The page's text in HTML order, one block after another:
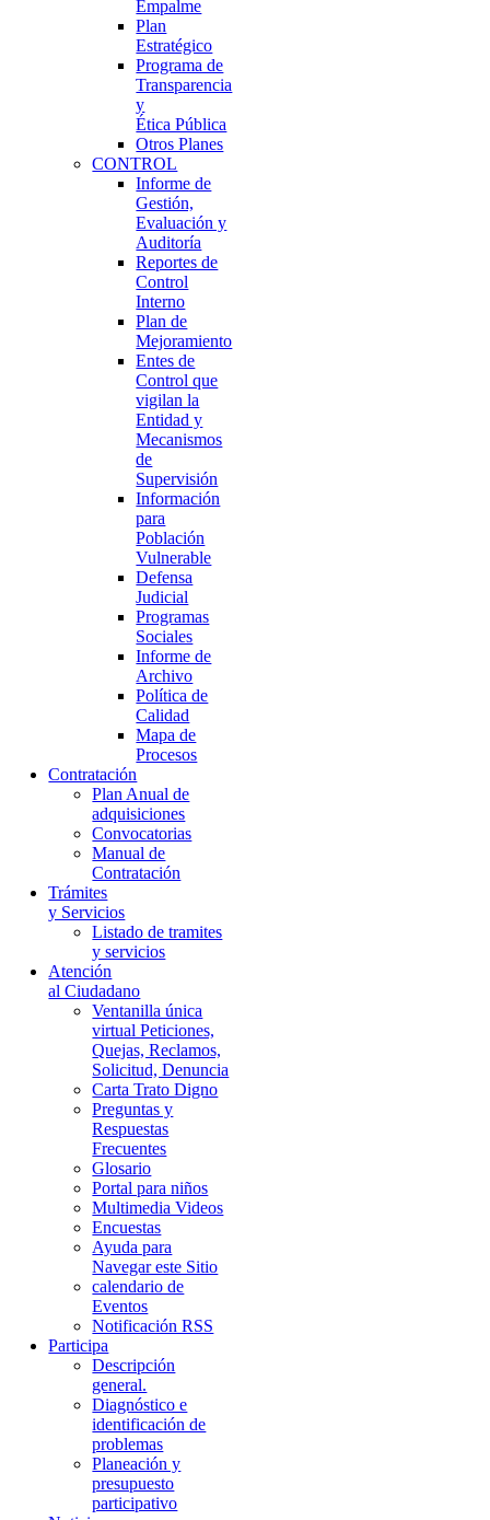
Empalme
Plan
Estratégico
Programa de
Transparencia
y
Ética Pública
Otros Planes
CONTROL
Informe de
Gestión,
Evaluación y
Auditoría
Reportes de
Control
Interno
Plan de
Mejoramiento
Entes de
Control que
vigilan la
Entidad y
Mecanismos
de
Supervisión
Información
para
Población
Vulnerable
Defensa
Judicial
Programas
Sociales
Informe de
Archivo
Política de
Calidad
Mapa de
Procesos
Contratación
Plan Anual de
adquisiciones
Convocatorias
Manual de
Contratación
Trámites
y Servicios
Listado de tramites
y servicios
Atención
al Ciudadano
Ventanilla única
virtual Peticiones,
Quejas, Reclamos,
Solicitud, Denuncia
Carta Trato Digno
Preguntas y
Respuestas
Frecuentes
Glosario
Portal para niños
Multimedia Videos
Encuestas
Ayuda para
Navegar este Sitio
calendario de
Eventos
Notificación RSS
Participa
Descripción
general.
Diagnóstico e
identificación de
problemas
Planeación y
presupuesto
participativo